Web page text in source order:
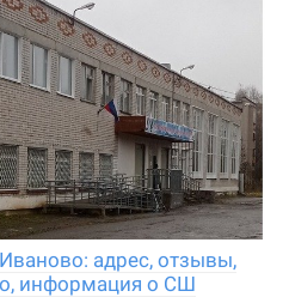
адрес, отзывы,
информация о СШ